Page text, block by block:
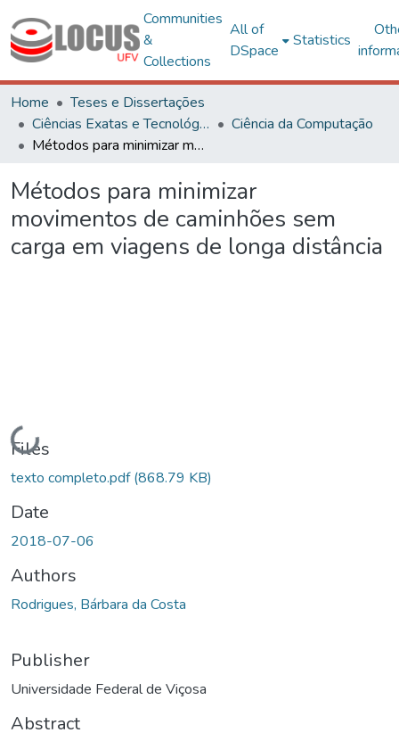
Communities
&
Collections
All of
DSpace
Statistics
Home
Teses e Dissertações
Ciências Exatas e Tecnológicas
Ciência da Computação
Métodos para minimizar movimentos de caminhões sem carga em viagens de longa distância
Métodos para minimizar
movimentos de caminhões sem
carga em viagens de longa distância
Loading...
Files
texto completo.pdf(868.79 KB)
Date
2018-07-06
Authors
Rodrigues, Bárbara da Costa
Publisher
Universidade Federal de Viçosa
Abstract